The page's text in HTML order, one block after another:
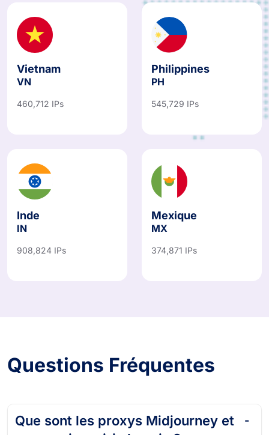
Vietnam
VN
460,712 IPs
Philippines
PH
545,729 IPs
Inde
IN
908,824 IPs
Mexique
MX
374,871 IPs
Questions Fréquentes
Que sont les proxys Midjourney et